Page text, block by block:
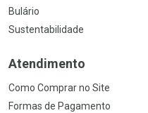
Bulário
Sustentabilidade
Atendimento
Como Comprar no Site
Formas de Pagamento